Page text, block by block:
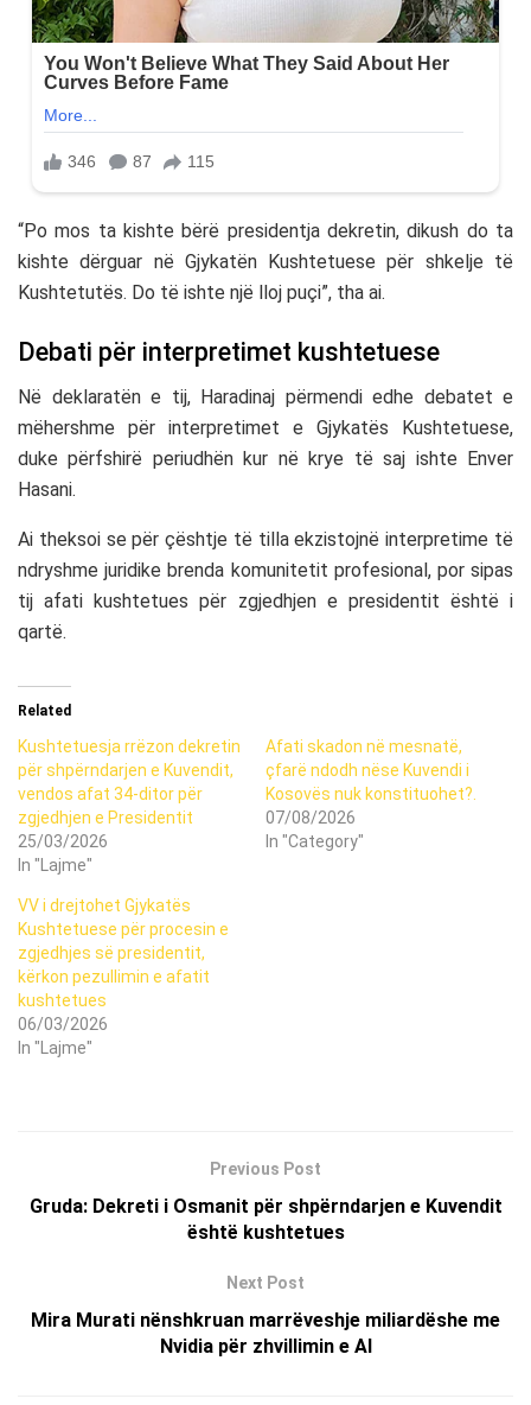
“Po mos ta kishte bërë presidentja dekretin, dikush do ta
kishte dërguar në Gjykatën Kushtetuese për shkelje të
Kushtetutës. Do të ishte një lloj puçi”, tha ai.
Debati për interpretimet kushtetuese
Në deklaratën e tij, Haradinaj përmendi edhe debatet e
mëhershme për interpretimet e Gjykatës Kushtetuese,
duke përfshirë periudhën kur në krye të saj ishte
Enver
Hasani.
Ai theksoi se për çështje të tilla ekzistojnë interpretime të
ndryshme juridike brenda komunitetit profesional, por sipas
tij afati kushtetues për zgjedhjen e presidentit është i
qartë.
Related
Kushtetuesja rrëzon dekretin
për shpërndarjen e Kuvendit,
vendos afat 34-ditor për
zgjedhjen e Presidentit
25/03/2026
In "Lajme"
Afati skadon në mesnatë,
çfarë ndodh nëse Kuvendi i
Kosovës nuk konstituohet?.
07/08/2026
In "Category"
VV i drejtohet Gjykatës
Kushtetuese për procesin e
zgjedhjes së presidentit,
kërkon pezullimin e afatit
kushtetues
06/03/2026
In "Lajme"
Previous Post
Gruda: Dekreti i Osmanit për shpërndarjen e Kuvendit
është kushtetues
Next Post
Mira Murati nënshkruan marrëveshje miliardëshe me
Nvidia për zhvillimin e AI